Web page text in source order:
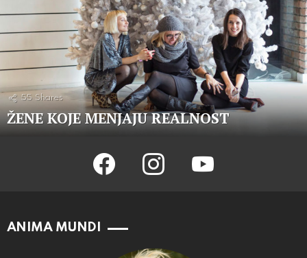
55 Shares
ŽENE KOJE MENJAJU REALNOST
facebook instagram youtube
ANIMA MUNDI